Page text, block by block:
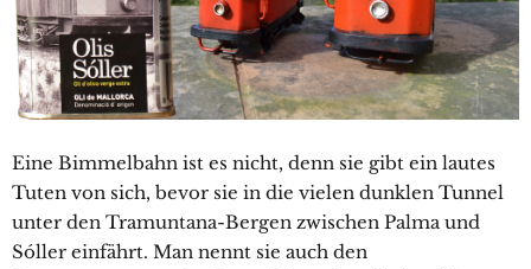
Eine Bimmelbahn ist es nicht, denn sie gibt ein lautes
Tuten von sich, bevor sie in die vielen dunklen Tunnel
unter den Tramuntana-Bergen zwischen Palma und
Sóller einfährt. Man nennt sie auch den